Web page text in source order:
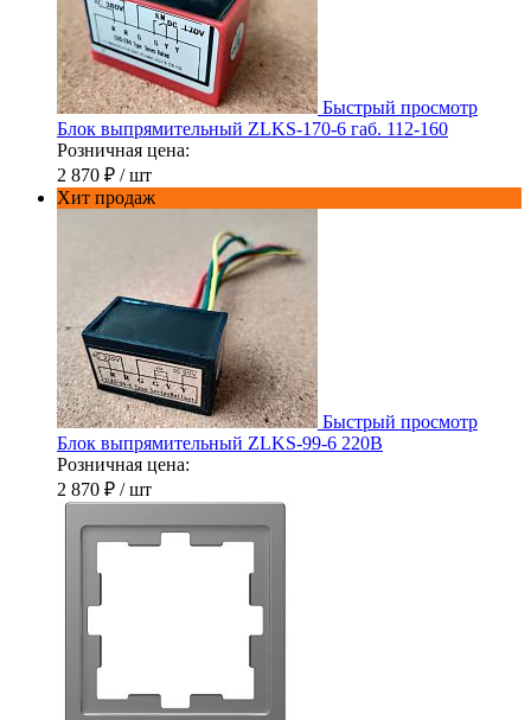
Быстрый просмотр
Блок выпрямительный ZLKS-170-6 габ. 112-160
Розничная цена:
2 870 ₽ / шт
Хит продаж
Быстрый просмотр
Блок выпрямительный ZLKS-99-6 220В
Розничная цена:
2 870 ₽ / шт